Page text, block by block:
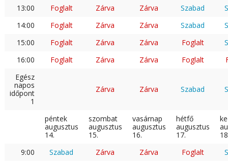
13:00
Foglalt Zárva Zárva Szabad
14:00
Foglalt Zárva Zárva Szabad
15:00
Foglalt Zárva Zárva Foglalt
16:00
Foglalt Zárva Zárva Foglalt
Egész
napos
időpont
1
Zárva Zárva Szabad
péntek
augusztus
14.
szombat
augusztus
15.
vasárnap
augusztus
16.
hétfő
augusztus
17.
9:00
Szabad Zárva Zárva Foglalt